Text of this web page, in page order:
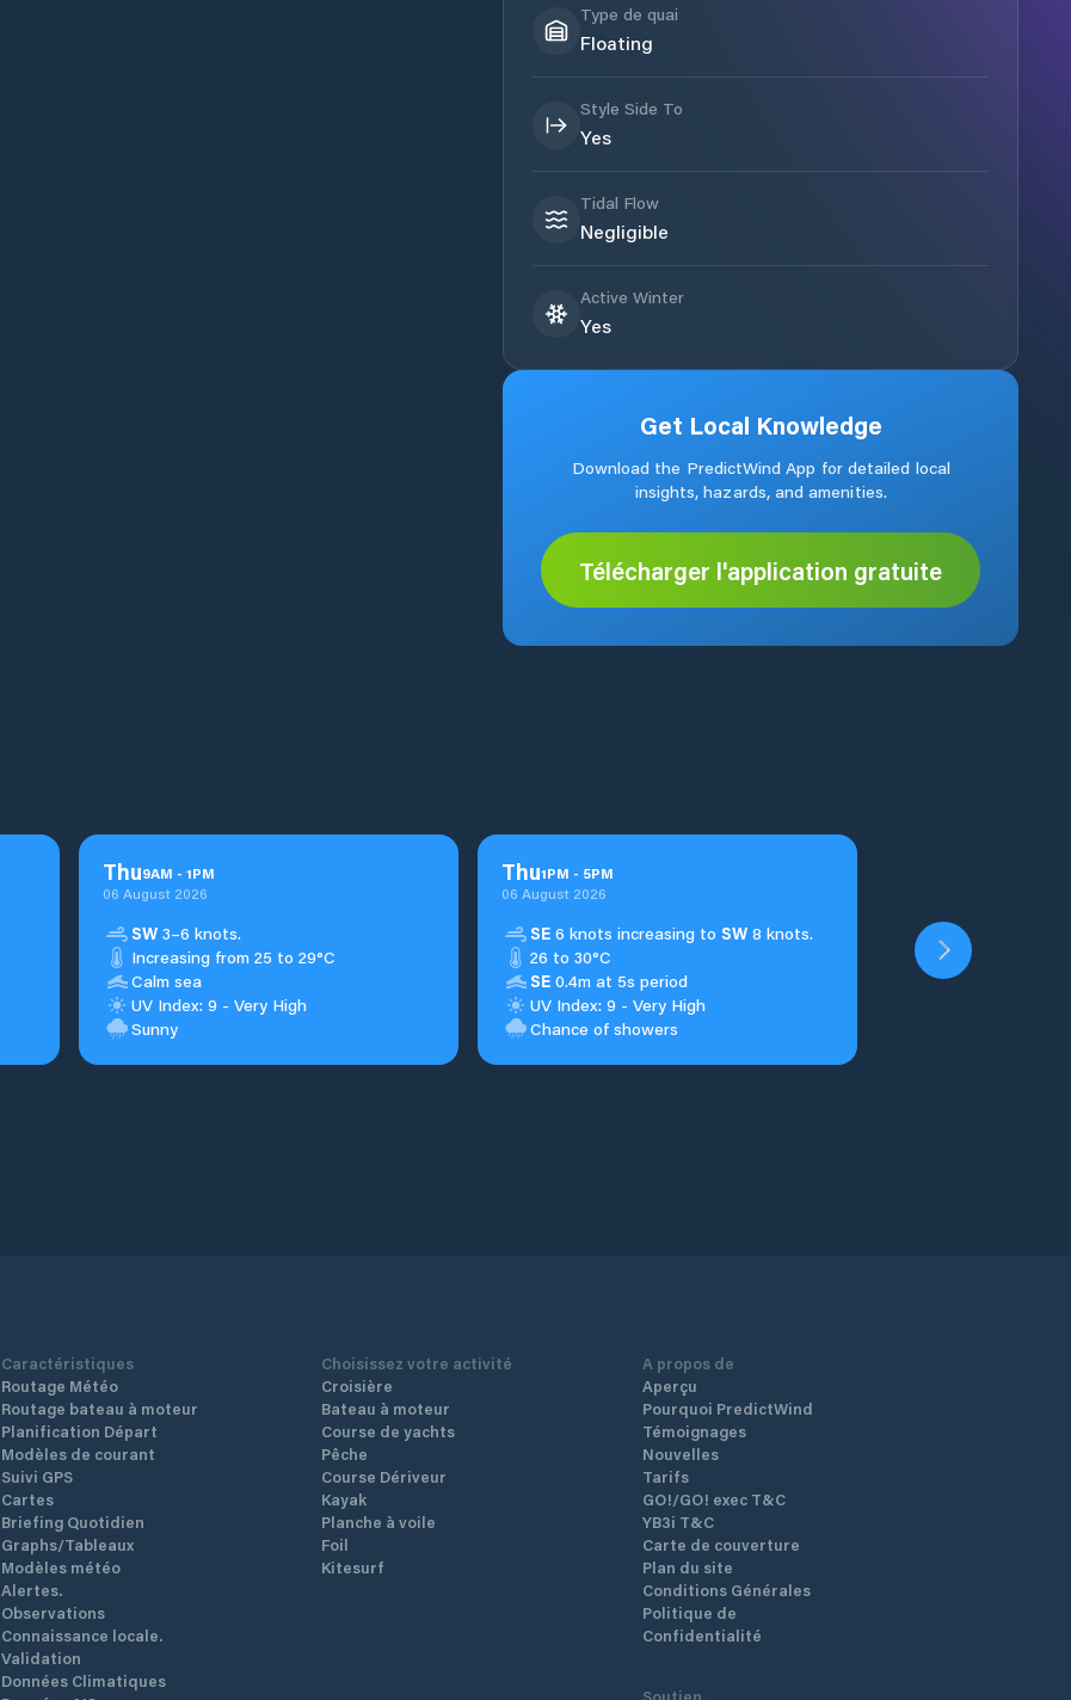
Type de quai
Floating
Style Side To
Yes
Tidal Flow
Negligible
Active Winter
Yes
Get Local Knowledge
Download the PredictWind App for detailed local
insights, hazards, and amenities.
Télécharger l'application gratuite
Thu9AM - 1PM
06 August 2026
SW 3–6 knots.
Increasing from 25 to 29°C
Calm sea
UV Index: 9 - Very High
Sunny
Thu1PM - 5PM
06 August 2026
SE 6 knots increasing to SW 8 knots.
26 to 30°C
SE 0.4m at 5s period
UV Index: 9 - Very High
Chance of showers
Caractéristiques
Routage Météo
Routage bateau à moteur
Planification Départ
Modèles de courant
Suivi GPS
Cartes
Briefing Quotidien
Graphs/Tableaux
Modèles météo
Alertes.
Observations
Connaissance locale.
Validation
Données Climatiques
Choisissez votre activité
Croisière
Bateau à moteur
Course de yachts
Pêche
Course Dériveur
Kayak
Planche à voile
Foil
Kitesurf
A propos de
Aperçu
Pourquoi PredictWind
Témoignages
Nouvelles
Tarifs
GO!/GO! exec T&C
YB3i T&C
Carte de couverture
Plan du site
Conditions Générales
Politique de
Confidentialité
Soutien.